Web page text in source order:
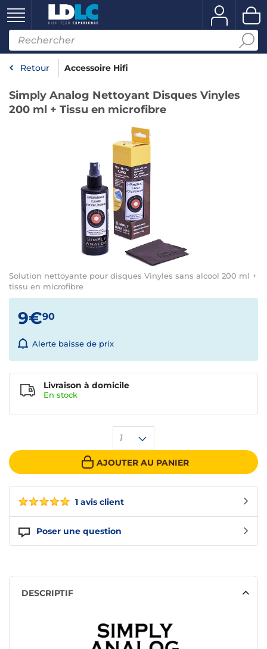
Retour Accessoire Hifi
Simply Analog Nettoyant Disques Vinyles
200 ml + Tissu en microfibre
Solution nettoyante pour disques Vinyles sans alcool 200 ml +
tissu en microfibre
1 avis client
Poser une question
9€90
Alerte baisse de prix
1
AJOUTER AU PANIER
Livraison à domicile
En stock
DESCRIPTIF